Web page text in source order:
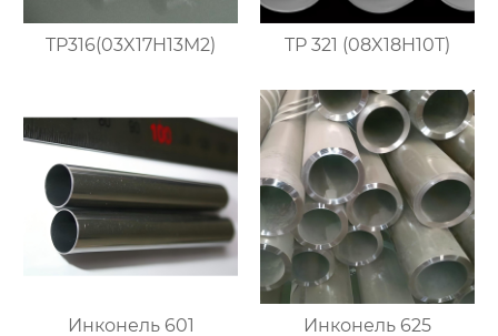
TP316(03X17H13M2) TP 321 (08X18H10T)
Инконель 601 Инконель 625